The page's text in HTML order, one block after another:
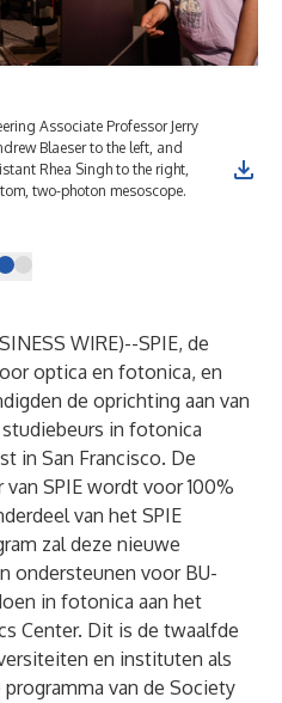
Associate Professor Jerry
Blaeser to the left, and
Rhea Singh to the right,
two-photon mesoscope.
WIRE)--SPIE, de
optica en fotonica, en
de oprichting aan van
in fotonica
in San Francisco. De
SPIE wordt voor 100%
van het SPIE
zal deze nieuwe
ondersteunen voor BU-
in fotonica aan het
Center. Dit is de twaalfde
en instituten als
van de Society